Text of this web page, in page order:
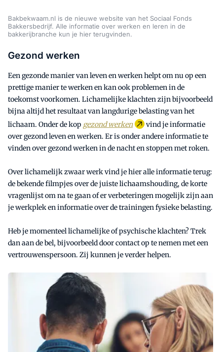
Bakbekwaam.nl is de nieuwe website van het Sociaal Fonds
Bakkersbedrijf. Alle informatie over werken en leren in de
bakkerijbranche kun je hier terugvinden.
Gezond werken
Een gezonde manier van leven en werken helpt om nu op een
prettige manier te werken en kan ook problemen in de
toekomst voorkomen. Lichamelijke klachten zijn bijvoorbeeld
bijna altijd het resultaat van langdurige belasting van het
lichaam. Onder de kop gezond werken
vind je informatie
over gezond leven en werken. Er is onder andere informatie te
vinden over gezond werken in de nacht en stoppen met roken.
Over lichamelijk zwaar werk vind je hier alle informatie terug:
de bekende filmpjes over de juiste lichaamshouding, de korte
vragenlijst om na te gaan of er verbeteringen mogelijk zijn aan
je werkplek en informatie over de trainingen fysieke belasting.
Heb je momenteel lichamelijke of psychische klachten? Trek
dan aan de bel, bijvoorbeeld door contact op te nemen met een
vertrouwenspersoon. Zij kunnen je verder helpen.